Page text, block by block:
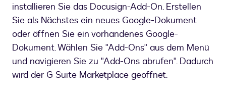
installieren Sie das Docusign-Add-On. Erstellen
Sie als Nächstes ein neues Google-Dokument
oder öffnen Sie ein vorhandenes Google-
Dokument. Wählen Sie "Add-Ons" aus dem Menü
und navigieren Sie zu "Add-Ons abrufen". Dadurch
wird der G Suite Marketplace geöffnet.